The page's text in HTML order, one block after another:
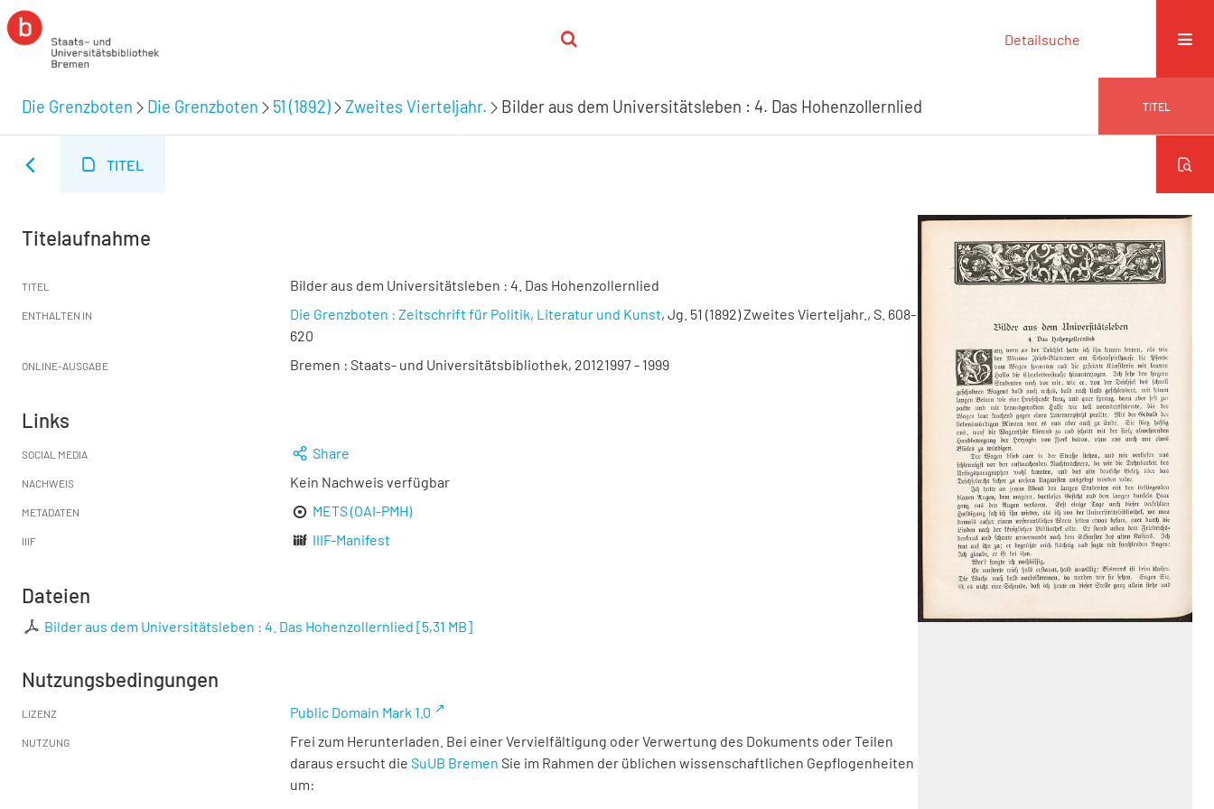
Detailsuche
Die Grenzboten Die Grenzboten 51 (1892) Zweites Vierteljahr. Bilder aus dem Universitätsleben : 4. Das Hohenzollernlied TITEL
TITEL
Titelaufnahme
TITEL Bilder aus dem Universitätsleben : 4. Das Hohenzollernlied
ENTHALTEN IN Die Grenzboten : Zeitschrift für Politik, Literatur und Kunst, Jg. 51 (1892) Zweites Vierteljahr., S. 608-
620
ONLINE-AUSGABE Bremen : Staats- und Universitätsbibliothek, 20121997 - 1999
Links
SOCIAL MEDIA Share
NACHWEIS Kein Nachweis verfügbar
METADATEN METS (OAI-PMH)
IIIF IIIF-Manifest
Dateien
Bilder aus dem Universitätsleben : 4. Das Hohenzollernlied [5,31 MB]
Nutzungsbedingungen
LIZENZ Public Domain Mark 1.0
NUTZUNG
Frei zum Herunterladen. Bei einer Vervielfältigung oder Verwertung des Dokuments oder Teilen
daraus ersucht die SuUB Bremen Sie im Rahmen der üblichen wissenschaftlichen Gepflogenheiten
um: